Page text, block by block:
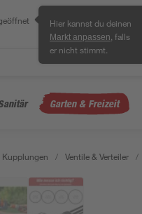
Hier kannst du deinen
Markt anpassen , falls
er nicht stimmt.
Garten & Freizeit
/ Ventile & Verteiler /